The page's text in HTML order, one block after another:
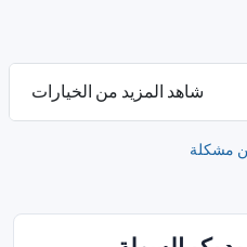
شاهد المزيد من الخيارات
عن مشكلة